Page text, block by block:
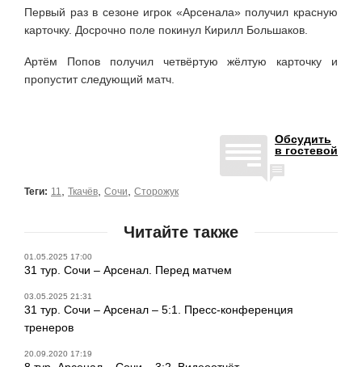
Первый раз в сезоне игрок «Арсенала» получил красную
карточку. Досрочно поле покинул Кирилл Большаков.
Артём Попов получил четвёртую жёлтую карточку и
пропустит следующий матч.
Обсудить
в гостевой
Теги: 11 Ткачёв Сочи Сторожук
Читайте также
01.05.2025 17:00
31 тур. Сочи – Арсенал. Перед матчем
03.05.2025 21:31
31 тур. Сочи – Арсенал – 5:1. Пресс-конференция
тренеров
20.09.2020 17:19